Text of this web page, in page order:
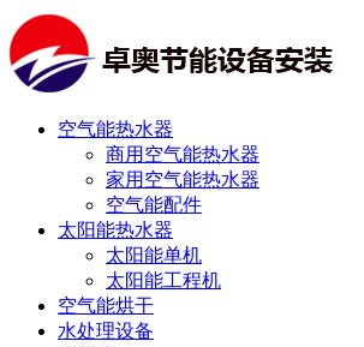
空气能热水器
商用空气能热水器
家用空气能热水器
空气能配件
太阳能热水器
太阳能单机
太阳能工程机
空气能烘干
水处理设备